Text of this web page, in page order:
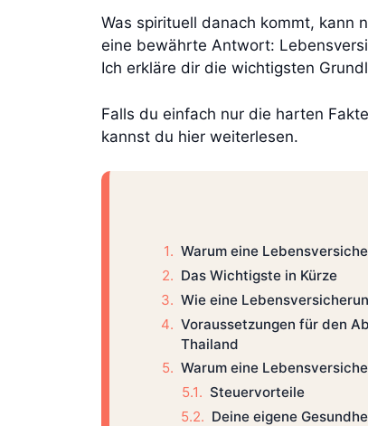
Was spirituell danach kommt, kann
eine bewährte Antwort:
Ich erkläre dir die wichtigsten
Falls du einfach nur die harten
kannst du hier weiterlesen.
Warum eine
Das Wichtigste in Kürze
Wie eine
Voraussetzungen für den
Thailand
Warum eine
Steuervorteile
Deine eigene